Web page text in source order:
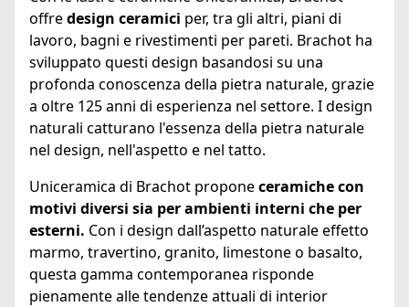
offredesign ceramici per, tra gli altri, piani di
lavoro, bagni e rivestimenti per pareti. Brachot ha
sviluppato questi design basandosi su una
profonda conoscenza della pietra naturale, grazie
a oltre 125 anni di esperienza nel settore. I design
naturali catturano l'essenza della pietra naturale
nel design, nell'aspetto e nel tatto.
Uniceramica di Brachot proponeceramiche con
motivi diversi sia per ambienti interni che per
esterni. Con i design dall’aspetto naturale effetto
marmo, travertino, granito, limestone o basalto,
questa gamma contemporanea risponde
pienamente alle tendenze attuali di interior